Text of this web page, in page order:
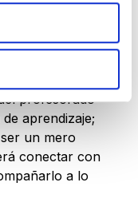
implica la
de
los demás.
profesorado
aprendizaje;
un mero
conectar con
a lo